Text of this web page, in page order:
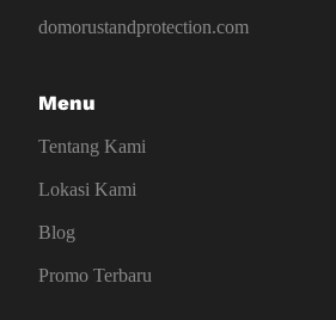
domorustandprotection.com
Menu
Tentang Kami
Lokasi Kami
Blog
Promo Terbaru